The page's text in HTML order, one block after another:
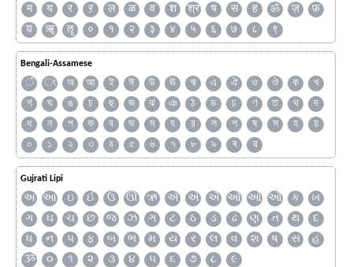
म
य र ऱ ल ळ व श श्र ष स ह ॐ ज़
फ़
य़
ॠ ॡ ० १ २ ३ ४ ५ ६ ७ ८ ९
Bengali-Assamese
ঁ ং অ আ ই ঈ উ ঊ ঋ এ ঐ ও ঔ ক
খ
গ
ঘ ঙ চ ছ জ ঝ ঞ ঠ ড ঢ ণ ত থ
দ
ধ
ন প ফ ব ভ ম য র ল শ ষ স হ
য়
০
১ ২ ৩ ৪ ৫ ৬ ৭ ৮ ৯ ৰ ৱ
Gujrati Lipi
અ આ ઇ ઈ ઉ ઊ ઋ ઍ એ ઐ ઑ ઓ ઔ ક
ખ
ગ
ઘ ચ છ જ ઝ ઞ ટ ઠ ડ ઢ ણ ત થ
દ
ધ
ન પ ફ બ ભ મ ય ર લ વ શ ષ સ
હ
ૐ
૦ ૧ ૨ ૩ ૪ ૫ ૬ ૭ ૮ ૯